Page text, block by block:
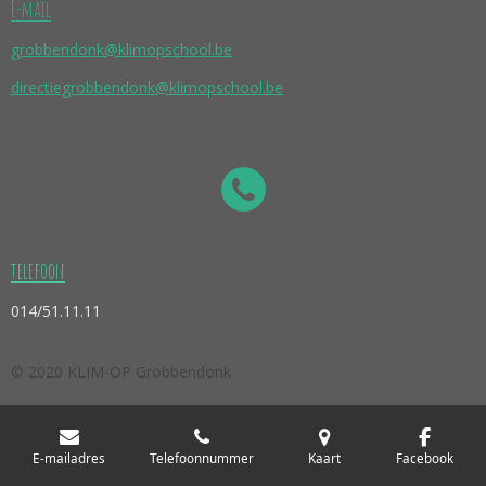
E-mail
grobbendonk@klimopschool.be
directiegrobbendonk@klimopschool.be
telefoon
014/51.11.11
© 2020 KLIM-OP Grobbendonk
E-mailadres Telefoonnummer Kaart Facebook